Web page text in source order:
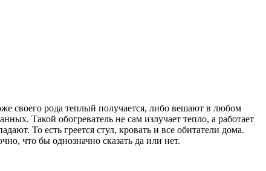
своего рода теплый получается, либо вешают в любом
Такой обогреватель не сам излучает тепло, а работает
То есть греется стул, кровать и все обитатели дома.
что бы однозначно сказать да или нет.